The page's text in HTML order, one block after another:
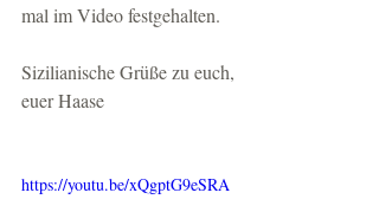
mal im Video festgehalten.
Sizilianische Grüße zu euch,
euer Haase
https://youtu.be/xQgptG9eSRA